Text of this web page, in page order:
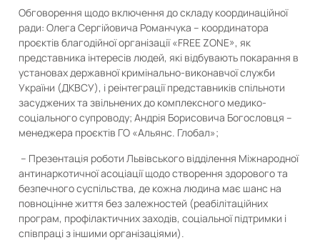
Обговорення щодо включення до складу координаційної
ради: Олега Сергійовича Романчука – координатора
проєктів благодійної організації «FREE ZONE», як
представника інтересів людей, які відбувають покарання в
установах державної кримінально-виконавчої служби
України (ДКВСУ), і реінтеграції представників спільноти
засуджених та звільнених до комплексного медико-
соціального супроводу; Андрія Борисовича Богословця –
менеджера проєктів ГО «Альянс. Глобал»;
– Презентація роботи Львівського відділення Міжнародної
антинаркотичної асоціації щодо створення здорового та
безпечного суспільства, де кожна людина має шанс на
повноцінне життя без залежностей (реабілітаційних
програм, профілактичних заходів, соціальної підтримки і
співпраці з іншими організаціями).